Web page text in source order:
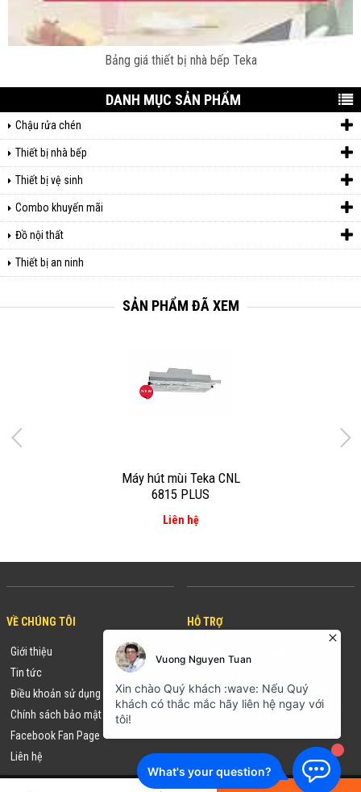
Bảng giá thiết bị nhà bếp Teka
DANH MỤC SẢN PHẨM
Chậu rửa chén
Thiết bị nhà bếp
Thiết bị vệ sinh
Combo khuyến mãi
Đồ nội thất
Thiết bị an ninh
SẢN PHẨM ĐÃ XEM
Máy hút mùi Teka CNL
6815 PLUS
Liên hệ
VỀ CHÚNG TÔI
Giới thiệu
Tin tức
Điều khoản sử dụng
Chính sách bảo mật
Facebook Fan Page
Liên hệ
HỖ TRỢ
Chính sách đổi/trả hàng
Chính sách và quy định chung